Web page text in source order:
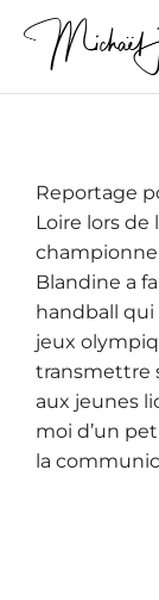
Reportage
Loire lors de
Blandine a
handball qui
jeux
transmettre
aux jeunes
moi d’un
la